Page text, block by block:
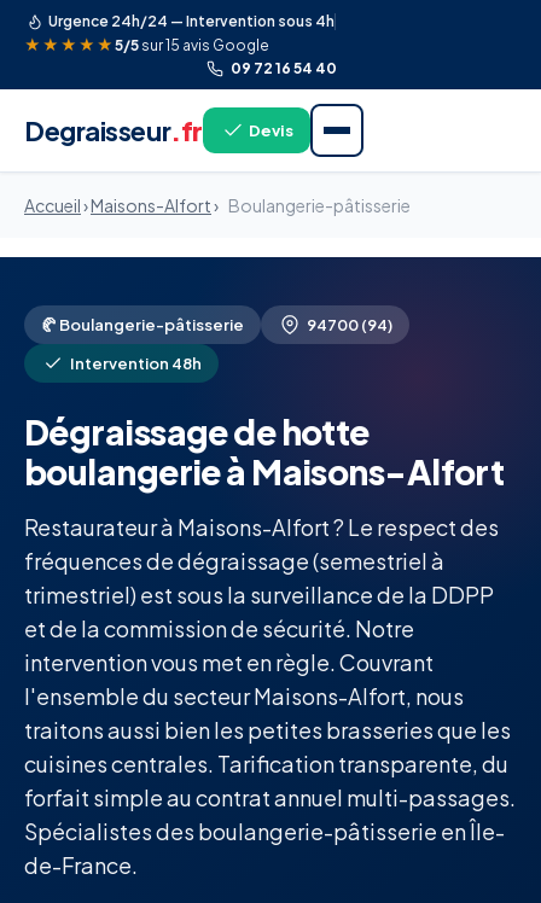
Urgence 24h/24 — Intervention sous 4h
★★★★★ 5/5 sur 15 avis Google
09 72 16 54 40
Degraisseur.fr Devis
Accueil›Maisons-Alfort› Boulangerie-pâtisserie
🥐 Boulangerie-pâtisserie
94700 (94)
Intervention 48h
Dégraissage de hotte
boulangerie à Maisons-Alfort
Restaurateur à Maisons-Alfort ? Le respect des
fréquences de dégraissage (semestriel à
trimestriel) est sous la surveillance de la DDPP
et de la commission de sécurité. Notre
intervention vous met en règle. Couvrant
l'ensemble du secteur Maisons-Alfort, nous
traitons aussi bien les petites brasseries que les
cuisines centrales. Tarification transparente, du
forfait simple au contrat annuel multi-passages.
Spécialistes des boulangerie-pâtisserie en Île-
de-France.